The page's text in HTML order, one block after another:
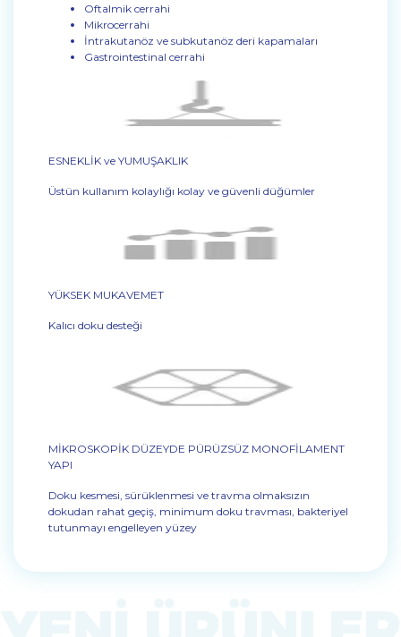
Oftalmik cerrahi
Mikrocerrahi
İntrakutanöz ve subkutanöz deri kapamaları
Gastrointestinal cerrahi
ESNEKLİK ve YUMUŞAKLIK
Üstün kullanım kolaylığı kolay ve güvenli düğümler
YÜKSEK MUKAVEMET
Kalıcı doku desteği
MİKROSKOPİK DÜZEYDE PÜRÜZSÜZ MONOFİLAMENT
YAPI
Doku kesmesi, sürüklenmesi ve travma olmaksızın
dokudan rahat geçiş, minimum doku travması, bakteriyel
tutunmayı engelleyen yüzey